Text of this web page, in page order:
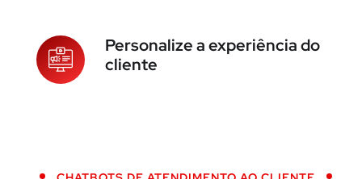
Personalize a experiência do
cliente